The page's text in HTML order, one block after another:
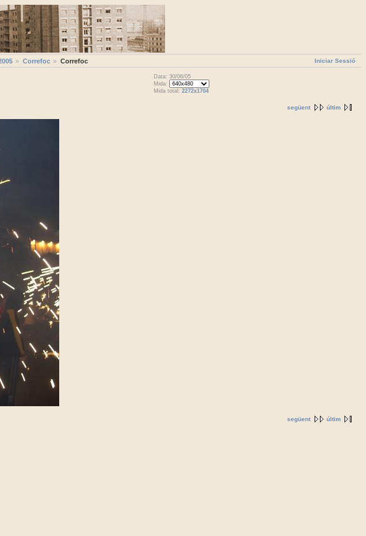
Iniciar Sessió
Correfoc Correfoc
Data: 30/06/05
Mida:
Mida total: 2272x1704
següent últim
següent últim